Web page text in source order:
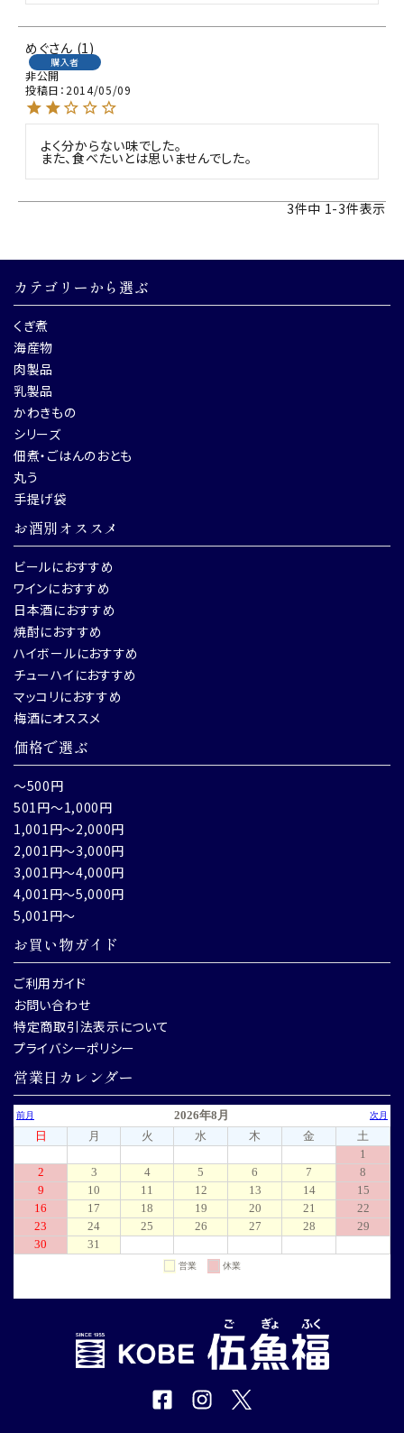
めぐ 1
購入者
非公開
投稿日 2014/05/09
よく分からない味でした。
また、食べたいとは思いませんでした。
3件中 1-3件表示
カテゴリーから選ぶ
くぎ煮
海産物
肉製品
乳製品
かわきもの
シリーズ
佃煮・ごはんのおとも
丸う
手提げ袋
お酒別オススメ
ビールにおすすめ
ワインにおすすめ
日本酒におすすめ
焼酎におすすめ
ハイボールにおすすめ
チューハイにおすすめ
マッコリにおすすめ
梅酒にオススメ
価格で選ぶ
～500円
501円～1,000円
1,001円～2,000円
2,001円～3,000円
3,001円～4,000円
4,001円～5,000円
5,001円～
お買い物ガイド
ご利用ガイド
お問い合わせ
特定商取引法表示について
プライバシーポリシー
営業日カレンダー